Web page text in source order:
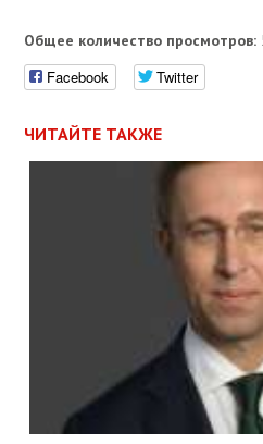
Общее количество просмотров:
Facebook Twitter
ЧИТАЙТЕ ТАКЖЕ